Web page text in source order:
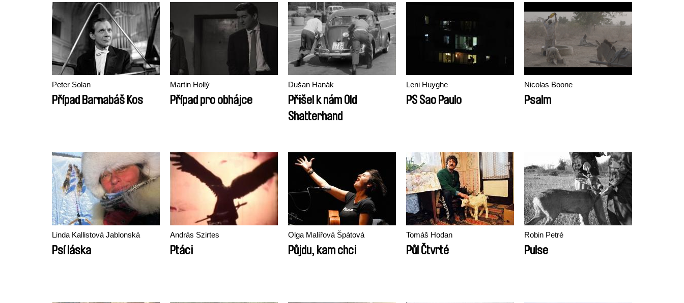
Peter Solan
Případ Barnabáš Kos
Martin Hollý
Případ pro obhájce
Dušan Hanák
Přišel k nám Old
Shatterhand
Leni Huyghe
PS Sao Paulo
Nicolas Boone
Psalm
Linda Kallistová Jablonská
Psí láska
András Szirtes
Ptáci
Olga Malířová Špátová
Půjdu, kam chci
Tomáš Hodan
Půl Čtvrté
Robin Petré
Pulse